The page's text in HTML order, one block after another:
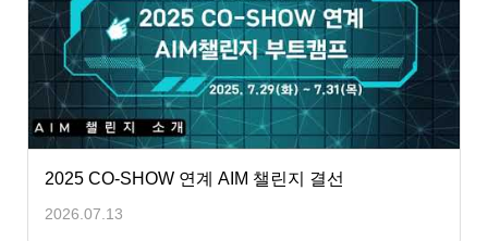
2025 CO-SHOW 연계 AIM 챌린지 결선
2026.07.13